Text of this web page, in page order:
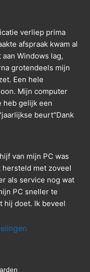
verliep prima
afspraak kwam al
Windows lag,
grotendeels mijn
Een hele
Mijn computer
heb gelijk een
beurt"Dank
van mijn PC was
met zoveel
als service nog wat
PC sneller te
hij doet. Ik beveel